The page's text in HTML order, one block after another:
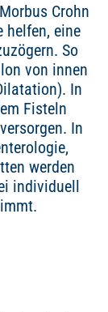
Crohn
helfen, eine
So
von innen
In
Fisteln
In
werden
individuell